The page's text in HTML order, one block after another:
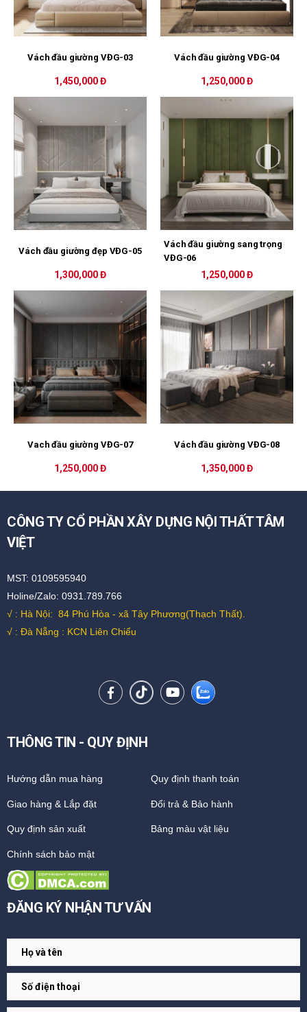
Vách đầu giường VĐG-03
1,450,000 Đ
Vách đầu giường VĐG-04
1,250,000 Đ
Vách đầu giường đẹp VĐG-05
1,300,000 Đ
Vách đầu giường sang trọng
VĐG-06
1,250,000 Đ
Vach đầu giường VĐG-07
1,250,000 Đ
Vách đầu giường VĐG-08
1,350,000 Đ
CÔNG TY CỔ PHẦN XÂY DỰNG NỘI THẤT TÂM
VIỆT
MST: 0109595940
Holine/Zalo: 0931.789.766
√ : Hà Nội: 84 Phú Hòa - xã Tây Phương(Thạch Thất).
√ : Đà Nẵng : KCN Liên Chiểu
THÔNG TIN - QUY ĐỊNH
Hướng dẫn mua hàng Quy định thanh toán
Giao hàng & Lắp đặt Đổi trả & Bảo hành
Quy định sản xuất Bảng màu vật liệu
Chính sách bảo mật
ĐĂNG KÝ NHẬN TƯ VẤN